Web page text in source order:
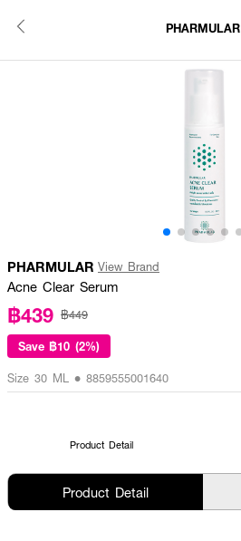
PHARMULAR
PHARMULAR View Brand
Acne Clear Serum
฿439 ฿449
Save ฿10 (2%)
Size 30 ML • 8859555001640
Product Detail
Product Detail